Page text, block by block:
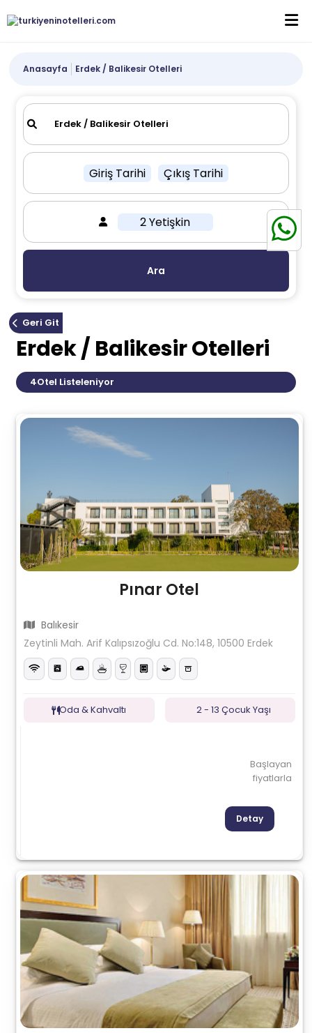
Anasayfa Erdek / Balikesir Otelleri
Giriş Tarihi Çıkış Tarihi
2 Yetişkin
Ara
Geri Git
Erdek / Balikesir Otelleri
4Otel Listeleniyor
Pınar Otel
Balıkesir
Zeytinli Mah. Arif Kalıpsızoğlu Cd. No:148, 10500 Erdek
Oda & Kahvaltı 2 - 13 Çocuk Yaşı
Başlayan
fiyatlarla
Detay